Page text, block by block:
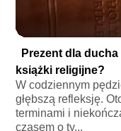
Prezent dla
książki religijne?
W codziennym
głębszą refleksję.
terminami i
czasem o ty...